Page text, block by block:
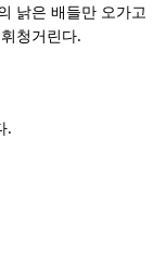
낡은 배들만 오가고
청거린다.
.